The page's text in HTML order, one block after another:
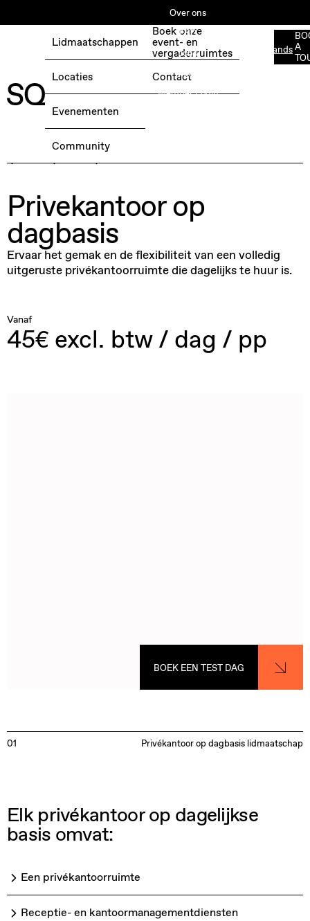
BOEK EEN GRATIS TESTDAG →
Over ons
ESG
Jobs
Media
Member Login
Nederlands
Lidmaatschappen
Locaties
Evenementen
Community
Boek onze
event- en
vergaderruimtes
Contact
A
BOEK EEN TEST DAG
Privekantoor op
dagbasis
Ervaar het gemak en de flexibiliteit van een volledig
uitgeruste privékantoorruimte die dagelijks te huur is.
Vanaf
45€ excl. btw / dag / pp
01 Privékantoor op dagbasis lidmaatschap
Elk privékantoor op dagelijkse
basis omvat:
Een privékantoorruimte
Receptie- en kantoormanagementdiensten